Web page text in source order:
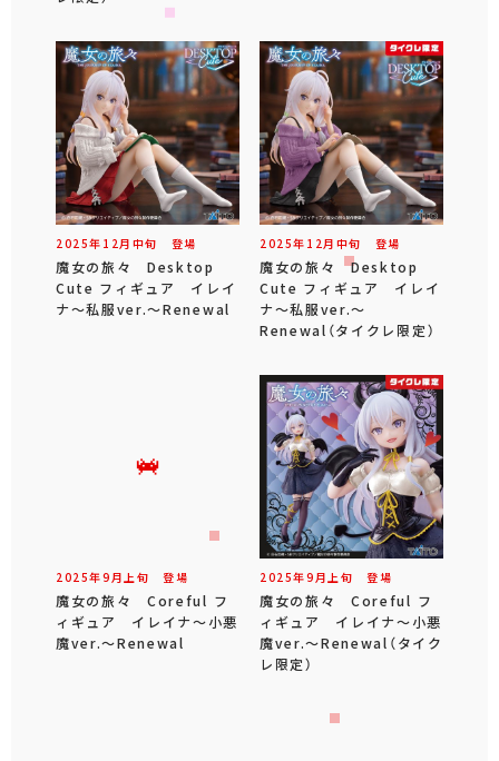
2025年 12 月 中旬 登場
魔女の旅々 Desktop
Cute フィギュア イレイ
ナ～私服ver.～Renewal
2025年 12 月 中旬 登場
魔女の旅々 Desktop
Cute フィギュア イレイ
ナ～私服ver.～
Renewal（タイクレ限定）
2025年9 月 上旬 登場
魔女の旅々 Coreful フ
ィギュア イレイナ～小悪
魔ver.～Renewal
2025年9 月 上旬 登場
魔女の旅々 Coreful フ
ィギュア イレイナ～小悪
魔ver.～Renewal（タイク
レ限定）